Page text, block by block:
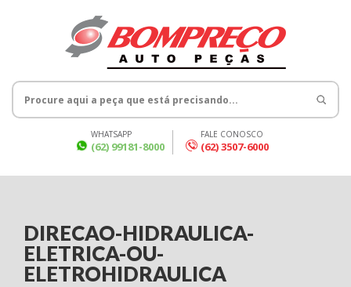
WHATSAPP
(62) 99181-8000
FALE CONOSCO
(62) 3507-6000
DIRECAO-HIDRAULICA-
ELETRICA-OU-
ELETROHIDRAULICA